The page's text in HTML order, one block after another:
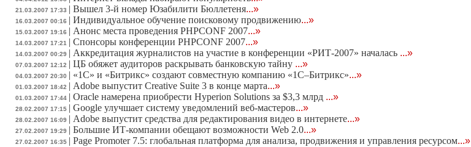
21.03.2007 17:33 | Вышел 3-й номер Юзабилити Бюллетеня...»
16.03.2007 00:16 | Индивидуальное обучение поисковому продвижению...»
15.03.2007 19:16 | Анонс места проведения PHPCONF 2007...»
14.03.2007 17:21 | Спонсоры конференции PHPCONF 2007...»
14.03.2007 00:29 | Аккредитация журналистов на участие в конференции «РИТ-2007» началась ...»
07.03.2007 12:12 | ЦБ обяжет аудиторов раскрывать банковскую тайну ...»
04.03.2007 20:30 | «1С» и «Битрикс» создают совместную компанию «1С–Битрикс»...»
01.03.2007 18:42 | Adobe выпустит Creative Suite 3 в конце марта...»
01.03.2007 17:44 | Oracle намерена приобрести Hyperion Solutions за $3,3 млрд ...»
28.02.2007 17:15 | Google улучшает систему уведомлений веб-мастеров...»
28.02.2007 16:09 | Adobe выпустит средства для редактирования видео в интернете...»
27.02.2007 19:29 | Большие ИТ-компании обещают возможности Web 2.0...»
27.02.2007 16:35 | Page Promoter 7.5: глобальная платформа для анализа, продвижения и управления ресурсом...»